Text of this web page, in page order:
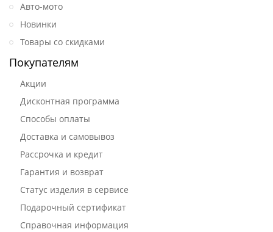
Авто-мото
Новинки
Товары со скидками
Покупателям
Акции
Дисконтная программа
Способы оплаты
Доставка и самовывоз
Рассрочка и кредит
Гарантия и возврат
Статус изделия в сервисе
Подарочный сертификат
Справочная информация